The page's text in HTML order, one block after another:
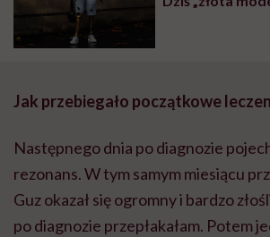
Jak przebiegało początkowe
Następnego dnia po diagnozie
rezonans. W tym samym miesiącu
Guz okazał się ogromny i bardzo
po diagnozie przepłakałam. Potem